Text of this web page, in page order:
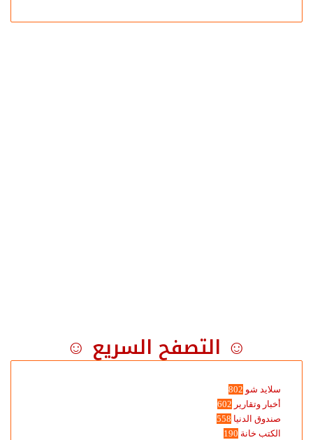
☺ التصفح السريع ☺
سلايد شو 802
أخبار وتقارير 602
صندوق الدنيا 558
الكتب خانة 190